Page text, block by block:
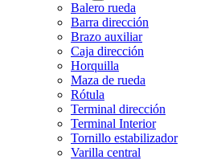
Balero rueda
Barra dirección
Brazo auxiliar
Caja dirección
Horquilla
Maza de rueda
Rótula
Terminal dirección
Terminal Interior
Tornillo estabilizador
Varilla central